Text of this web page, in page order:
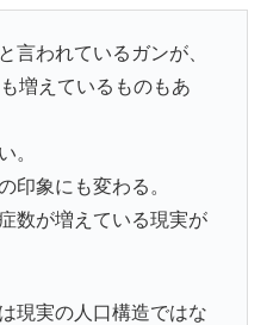
言われているガンが、
増えているものもあ
。
印象にも変わる。
数が増えている現実が
現実の人口構造ではな